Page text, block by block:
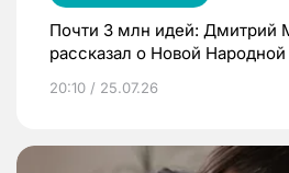
Почти 3 млн идей: Дмитрий
рассказал о Новой
20:10 / 25.07.26